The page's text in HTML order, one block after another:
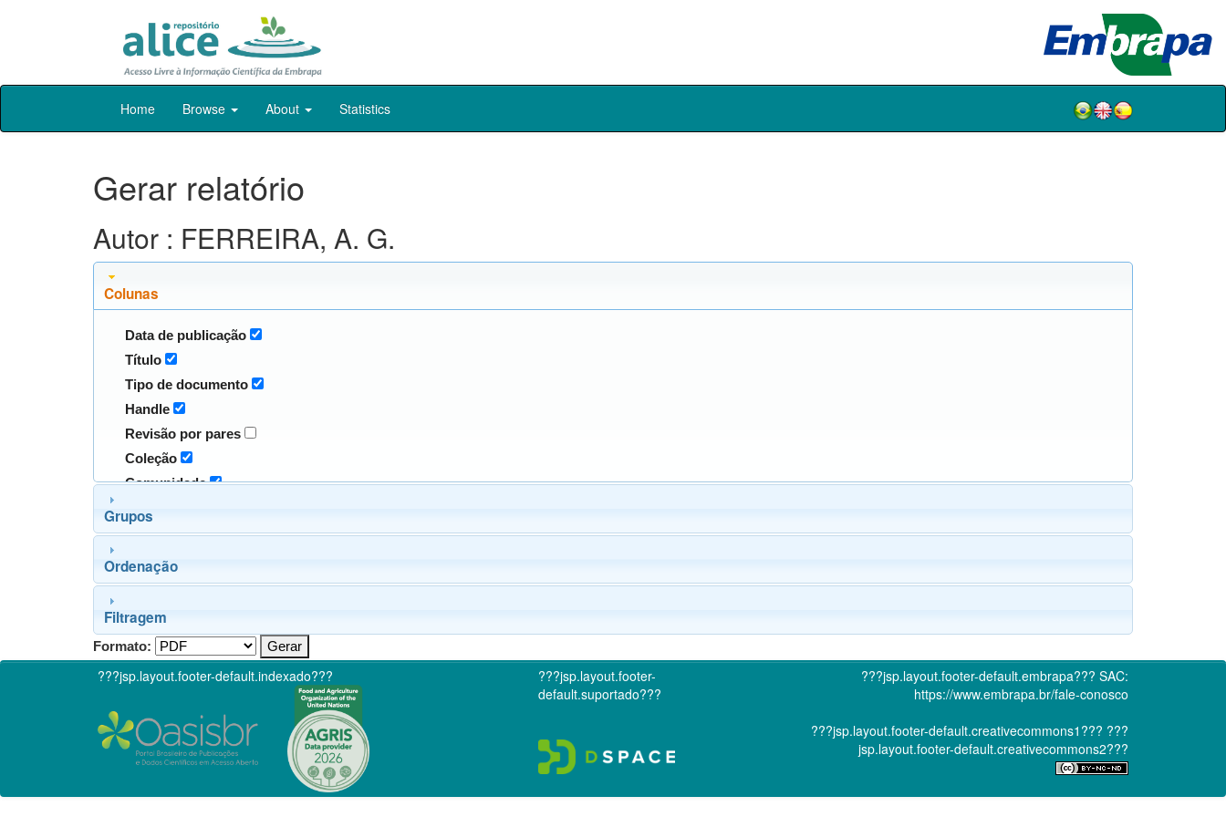
Skip
Home Browse About Statistics
Gerar relatório
Autor : FERREIRA, A. G.
Colunas
Data de publicação
Título
Tipo de documento
Handle
Revisão por pares
Coleção
Comunidade
Grupos
Ordenação
Filtragem
Formato:
???jsp.layout.footer-default.indexado???
???jsp.layout.footer-
default.suportado???
???jsp.layout.footer-default.embrapa??? SAC:
https://www.embrapa.br/fale-conosco
???jsp.layout.footer-default.creativecommons1??? ???
jsp.layout.footer-default.creativecommons2???